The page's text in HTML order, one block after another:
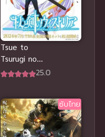
Tsue to
Tsurugi no
Wistoria ซับ25.0
ซับไทย